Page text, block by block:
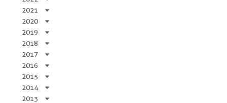
2021
2020
2019
2018
2017
2016
2015
2014
2013